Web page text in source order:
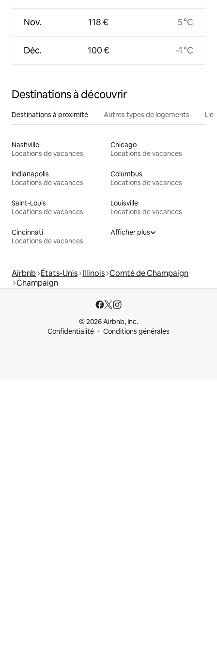
Nov.
Déc.
118 €
100 €
5 °C
-1 °C
Destinations à découvrir
Destinations à proximité Autres types de logements
Nashville
Locations de vacances
Chicago
Locations de vacances
Indianapolis
Locations de vacances
Columbus
Locations de vacances
Saint-Louis
Locations de vacances
Louisville
Locations de vacances
Cincinnati
Locations de vacances
Afficher plus
Airbnb États-Unis Illinois Comté de Champaign
Champaign
© 2026 Airbnb, Inc.
Confidentialité
Conditions générales